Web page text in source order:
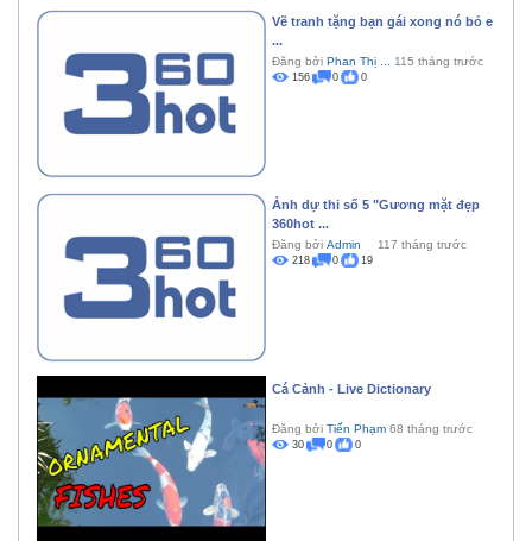
Vẽ tranh tặng bạn gái xong nó bỏ e
...
Đăng bởi Phan Thị ... 115 tháng trước
156 0 0
Ảnh dự thi số 5 "Gương mặt đẹp
360hot ...
Đăng bởi Admin 117 tháng trước
218 0 19
Cá Cảnh - Live Dictionary
Đăng bởi Tiến Phạm 68 tháng trước
30 0 0